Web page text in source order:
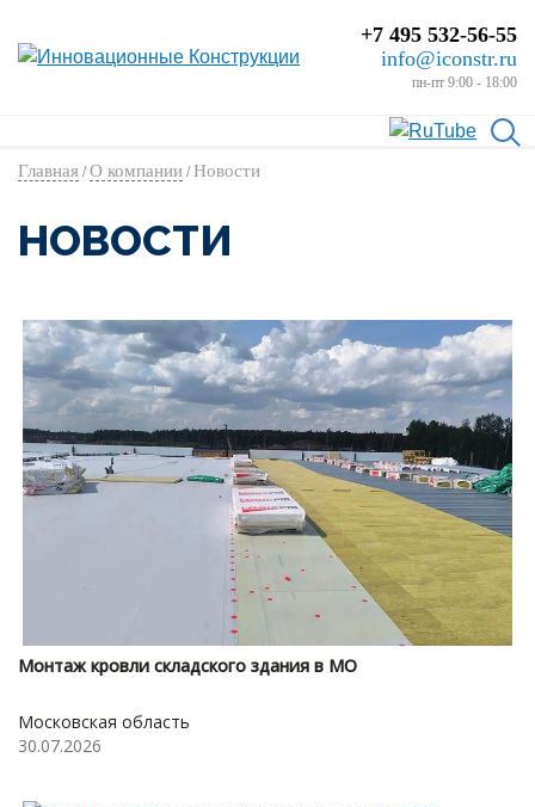
+7 495 532-56-55
info@iconstr.ru
пн-пт 9:00 - 18:00
Главная / О компании / Новости
НОВОСТИ
Монтаж кровли складского здания в МО
Московская область
30.07.2026